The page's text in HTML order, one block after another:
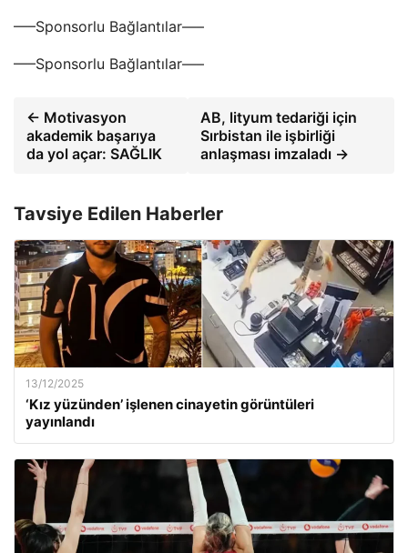
—–Sponsorlu Bağlantılar—–
—–Sponsorlu Bağlantılar—–
← Motivasyon
akademik başarıya
da yol açar: SAĞLIK
AB, lityum tedariği için
Sırbistan ile işbirliği
anlaşması imzaladı →
Tavsiye Edilen Haberler
13/12/2025
‘Kız yüzünden’ işlenen cinayetin görüntüleri
yayınlandı